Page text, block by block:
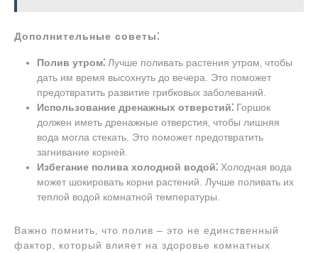
Дополнительные советы⁚
Полив утром⁚ Лучше поливать растения утром‚ чтобы
дать им время высохнуть до вечера. Это поможет
предотвратить развитие грибковых заболеваний.
Использование дренажных отверстий⁚ Горшок
должен иметь дренажные отверстия‚ чтобы лишняя
вода могла стекать. Это поможет предотвратить
загнивание корней.
Избегание полива холодной водой⁚ Холодная вода
может шокировать корни растений. Лучше поливать их
теплой водой комнатной температуры.
Важно помнить‚ что полив – это не единственный
фактор‚ который влияет на здоровье комнатных